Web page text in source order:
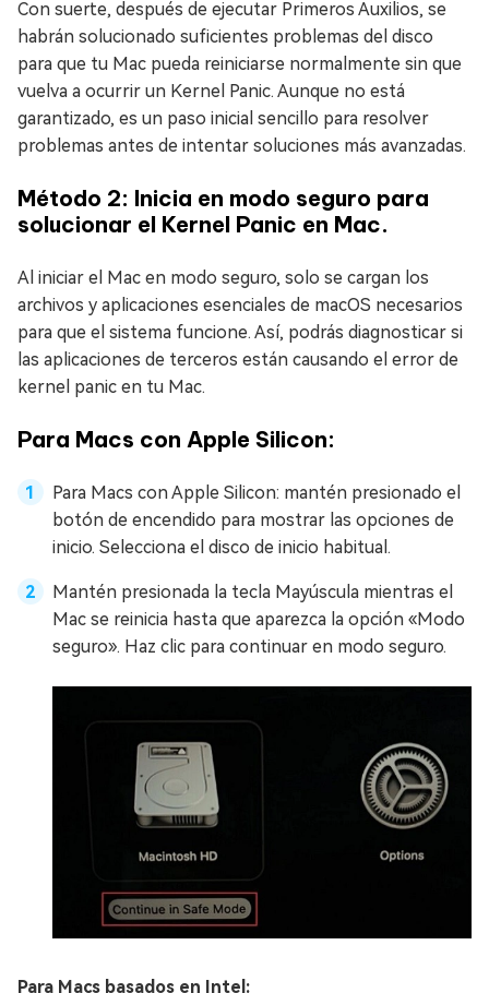
Con suerte, después de ejecutar Primeros Auxilios, se
habrán solucionado suficientes problemas del disco
para que tu Mac pueda reiniciarse normalmente sin que
vuelva a ocurrir un Kernel Panic. Aunque no está
garantizado, es un paso inicial sencillo para resolver
problemas antes de intentar soluciones más avanzadas.
Método 2: Inicia en modo seguro para
solucionar el Kernel Panic en Mac.
Al iniciar el Mac en modo seguro, solo se cargan los
archivos y aplicaciones esenciales de macOS necesarios
para que el sistema funcione. Así, podrás diagnosticar si
las aplicaciones de terceros están causando el error de
kernel panic en tu Mac.
Para Macs con Apple Silicon:
Para Macs con Apple Silicon: mantén presionado el
botón de encendido para mostrar las opciones de
inicio. Selecciona el disco de inicio habitual.
Mantén presionada la tecla Mayúscula mientras el
Mac se reinicia hasta que aparezca la opción «Modo
seguro». Haz clic para continuar en modo seguro.
Para Macs basados en Intel: